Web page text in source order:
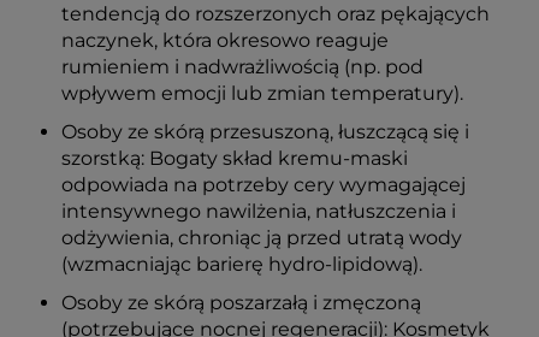
tendencją do rozszerzonych oraz pękających
naczynek, która okresowo reaguje
rumieniem i nadwrażliwością (np. pod
wpływem emocji lub zmian temperatury).
Osoby ze skórą przesuszoną, łuszczącą się i
szorstką: Bogaty skład kremu-maski
odpowiada na potrzeby cery wymagającej
intensywnego nawilżenia, natłuszczenia i
odżywienia, chroniąc ją przed utratą wody
(wzmacniając barierę hydro-lipidową).
Osoby ze skórą poszarzałą i zmęczoną
(potrzebujące nocnej regeneracji): Kosmetyk